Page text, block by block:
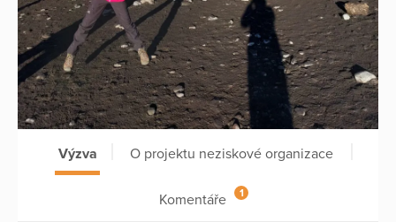
Výzva O projektu neziskové organizace
Komentáře 1